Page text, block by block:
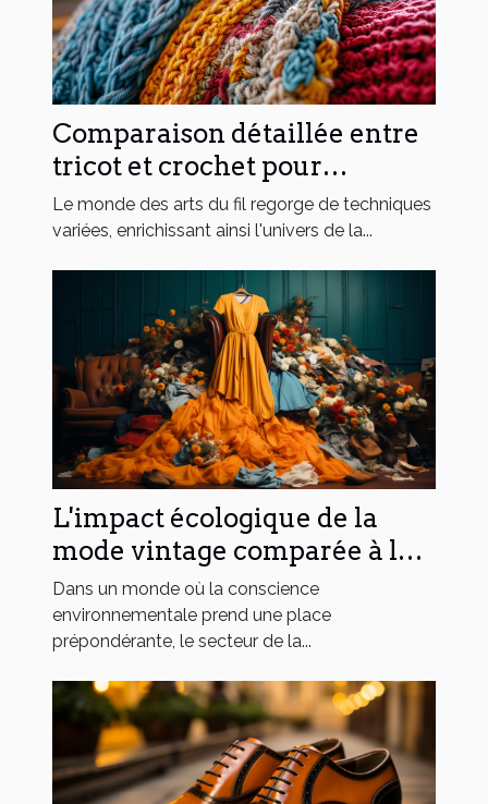
Comparaison détaillée entre
tricot et crochet pour
débutants
Le monde des arts du fil regorge de techniques
variées, enrichissant ainsi l'univers de la...
L'impact écologique de la
mode vintage comparée à la
fast-fashion
Dans un monde où la conscience
environnementale prend une place
prépondérante, le secteur de la...